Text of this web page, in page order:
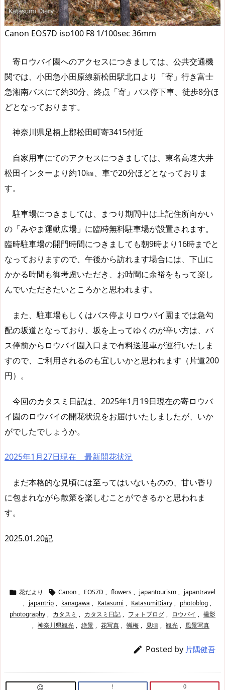
Canon EOS7D iso100 F8 1/100sec 36mm
寄ロウバイ園へのアクセスにつきましては、公共交通機
関では、小田急小田原線新松田駅北口より「寄」行き富士
急湘南バスにて約30分、終点「寄」バス停下車、徒歩8分ほ
どとなっております。
神奈川県足柄上郡松田町寄3415付近
自家用車にてのアクセスにつきましては、東名高速大井
松田インターより約10㎞、車で20分ほどとなっておりま
す。
駐車場につきましては、まつり期間中は上記住所向かい
の「みやま運動広場」に臨時無料駐車場が設置されます。
臨時駐車場の開門時間につきましても朝9時より16時までと
なっておりますので、午後から訪れます場合には、下山に
かかる時間も御考慮いただき、お時間に余裕をもって楽し
んでいただきたいところかと思われます。
また、駐車場もしくはバス停よりロウバイ園までは急勾
配の坂道となっており、坂を上ってゆくのが辛い方は、バ
ス停前からロウバイ園入口まで有料送迎車が運行いたしま
すので、ご利用されるのも宜しいかと思われます（片道200
円）。
今回のカタスミ日記は、2025年1月19日現在の寄ロウバ
イ園のロウバイの開花状況をお届けいたしましたが、いか
がでしたでしょうか。
2025年1月27日現在 最新開花状況
まだ本格的な見頃には至ってはいないものの、甘い香り
に包まれながら散策を楽しむことができるかと思われま
す。
2025.01.20記
 花だより  Canon , EOS7D , flowers , japantourism , japantravel
, japantrip , kanagawa , Katasumi , KatasumiDiary , photoblog ,
photography , カタスミ , カタスミ日記 , フォトブログ , ロウバイ , 撮影
, 神奈川県観光 , 絶景 , 花写真 , 蝋梅 , 見頃 , 観光 , 風景写真
 Posted by 片隅健吾
 ! 0